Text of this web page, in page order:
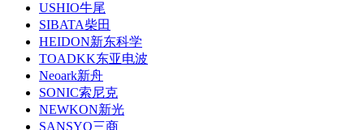
USHIO牛尾
SIBATA柴田
HEIDON新东科学
TOADKK东亚电波
Neoark新舟
SONIC索尼克
NEWKON新光
SANSYO三商